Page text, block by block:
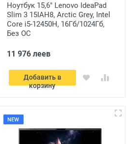
Ноутбук 15,6" Lenovo IdeaPad
Slim 3 15IAH8, Arctic Grey, Intel
Core i5-12450H, 16Гб/1024Гб,
Без ОС
11 976 леев
Добавить в
корзину
NEW